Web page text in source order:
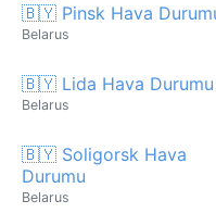
🇧🇾 Pinsk Hava
Belarus
🇧🇾 Lida Hava Durumu
Belarus
🇧🇾 Soligorsk Hava
Durumu
Belarus